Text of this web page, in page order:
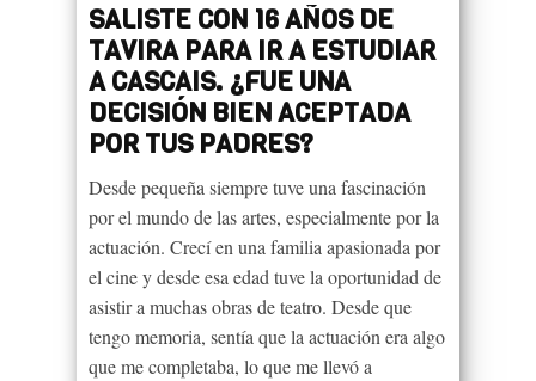
SALISTE CON 16 AÑOS DE
TAVIRA PARA IR A ESTUDIAR
A CASCAIS. ¿FUE UNA
DECISIÓN BIEN ACEPTADA
POR TUS PADRES?
Desde pequeña siempre tuve una fascinación
por el mundo de las artes, especialmente por la
actuación. Crecí en una familia apasionada por
el cine y desde esa edad tuve la oportunidad de
asistir a muchas obras de teatro. Desde que
tengo memoria, sentía que la actuación era algo
que me completaba, lo que me llevó a